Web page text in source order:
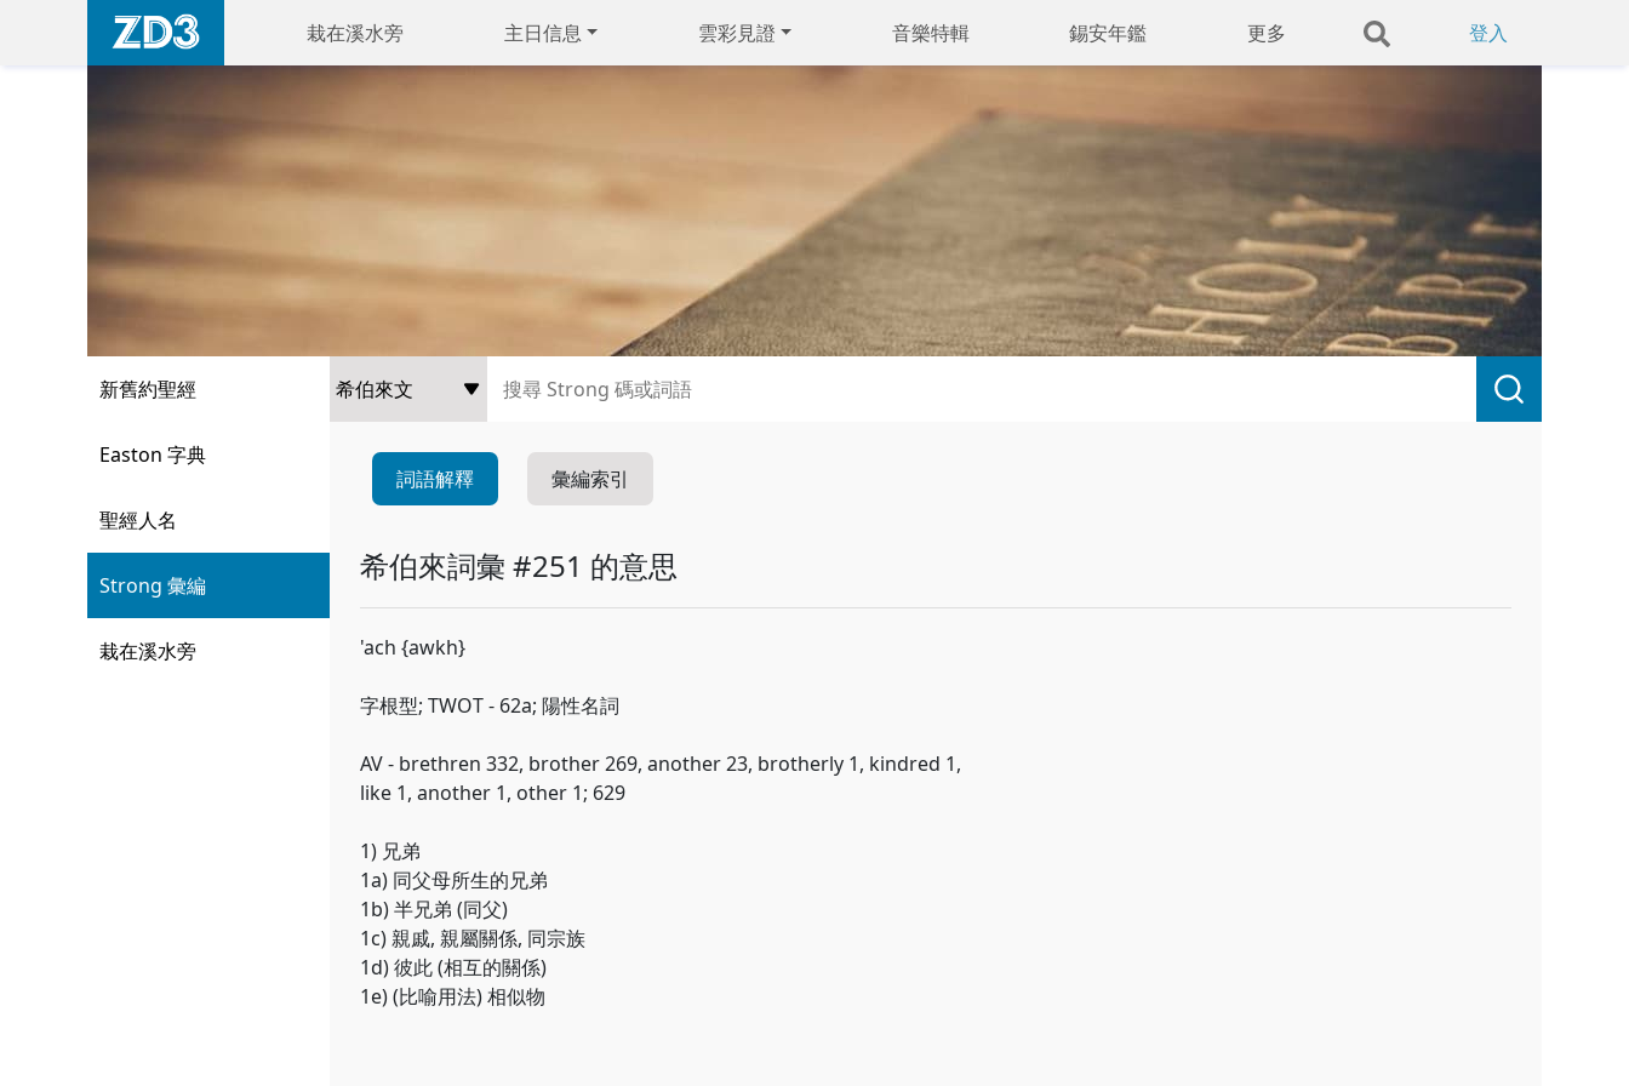
栽在溪水旁 主日信息 雲彩見證 音樂特輯 錫安年鑑 更多 登入
新舊約聖經
Easton 字典
聖經人名
Strong 彙編
栽在溪水旁
詞語解釋 彙編索引
希伯來詞彙 #251 的意思
'ach {awkh}
字根型; TWOT - 62a; 陽性名詞
AV - brethren 332, brother 269, another 23, brotherly 1, kindred 1,
like 1, another 1, other 1; 629
1) 兄弟
1a) 同父母所生的兄弟
1b) 半兄弟 (同父)
1c) 親戚, 親屬關係, 同宗族
1d) 彼此 (相互的關係)
1e) (比喻用法) 相似物